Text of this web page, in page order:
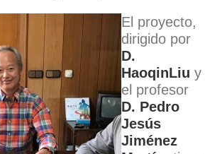
El proyecto,
dirigido por
D.
HaoqinLiu y
el profesor
D. Pedro
Jesús
Jiménez